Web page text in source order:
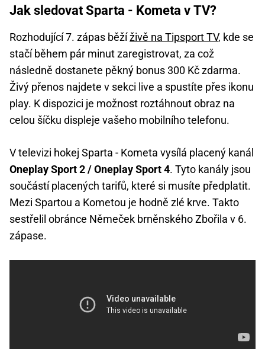
Jak sledovat Sparta - Kometa v TV?
Rozhodující 7. zápas běžíživě na Tipsport TV, kde se
stačí během pár minut zaregistrovat, za což
následně dostanete pěkný bonus 300 Kč zdarma.
Živý přenos najdete v sekci live a spustíte přes ikonu
play. K dispozici je možnost roztáhnout obraz na
celou šíčku displeje vašeho mobilního telefonu.
V televizi hokej Sparta - Kometa vysílá placený kanál
Oneplay Sport 2 / Oneplay Sport 4. Tyto kanály jsou
součástí placených tarifů, které si musíte předplatit.
Mezi Spartou a Kometou je hodně zlé krve. Takto
sestřelil obránce Němeček brněnského Zbořila v 6.
zápase.